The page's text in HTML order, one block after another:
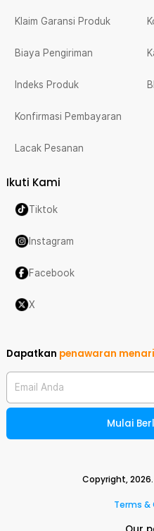
Klaim Garansi Produk
Biaya Pengiriman
Indeks Produk
Konfirmasi Pembayaran
Lacak Pesanan
Ikuti Kami
Tiktok
Instagram
Facebook
X
Dapatkan penawaran
Email Anda
Mulai
Copyright,2026
Terms